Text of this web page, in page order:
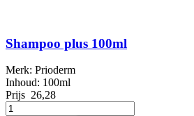
Shampoo plus 100ml
Merk: Prioderm
Inhoud: 100ml
Prijs 26,28